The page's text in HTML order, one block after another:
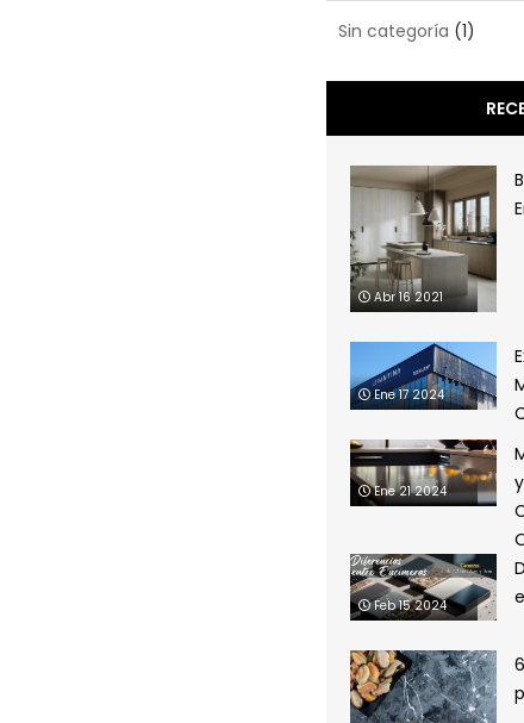
Sin categoría (1)
Abr 16 2021
Ene 17 2024
Ene 21 2024
Feb 15 2024